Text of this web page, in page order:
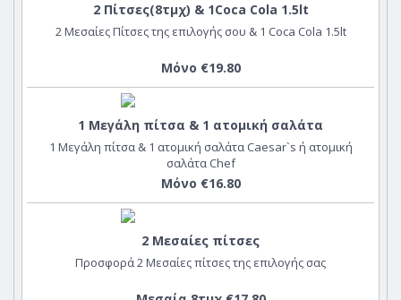
2 Πίτσες(8τμχ) & 1Coca Cola 1.5lt
2 Μεσαίες Πίτσες της επιλογής σου & 1 Coca Cola 1.5lt
Μόνο €19.80
1 Μεγάλη πίτσα & 1 ατομική σαλάτα
1 Μεγάλη πίτσα & 1 ατομική σαλάτα Caesar`s ή ατομική
σαλάτα Chef
Μόνο €16.80
2 Μεσαίες πίτσες
Προσφορά 2 Μεσαίες πίτσες της επιλογής σας